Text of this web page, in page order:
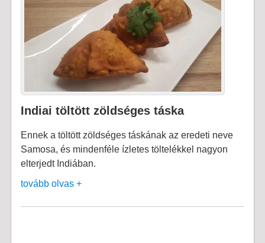
Indiai töltött zöldséges táska
Ennek a töltött zöldséges táskának az eredeti neve
Samosa, és mindenféle ízletes töltelékkel nagyon
elterjedt Indiában.
tovább olvas +